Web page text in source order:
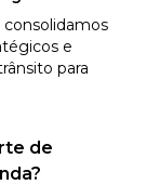
e
para
de